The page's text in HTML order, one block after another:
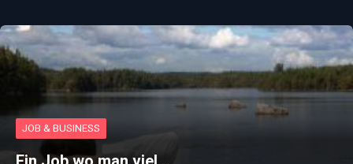
JOB & BUSINESS